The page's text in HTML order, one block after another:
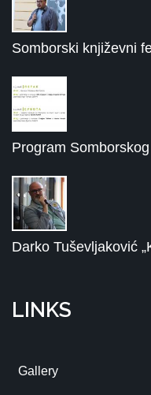
Somborski književni
Program
Darko Tuševljaković
LINKS
Gallery